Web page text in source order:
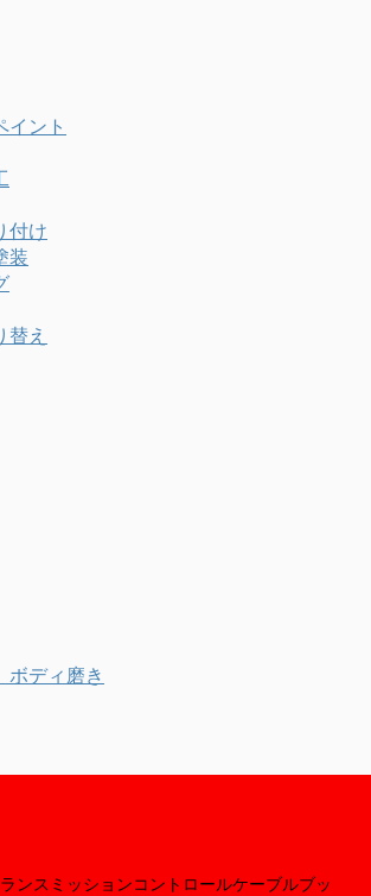
イント
付け
装
替え
ディ磨き
ンスミッションコントロールケーブルブッ